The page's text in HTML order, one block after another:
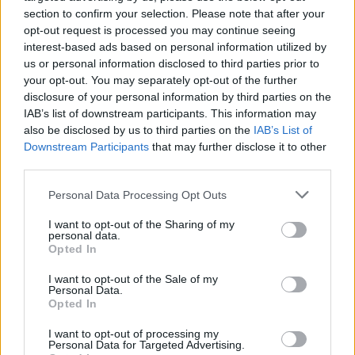
section to confirm your selection. Please note that after your
opt-out request is processed you may continue seeing
interest-based ads based on personal information utilized by
us or personal information disclosed to third parties prior to
your opt-out. You may separately opt-out of the further
disclosure of your personal information by third parties on the
IAB’s list of downstream participants. This information may
also be disclosed by us to third parties on the IAB’s List of
Downstream Participants that may further disclose it to other
Personal Data Processing Opt Outs
I want to opt-out of the Sharing of my
personal data.
Opted In
I want to opt-out of the Sale of my
Personal Data.
Opted In
I want to opt-out of processing my
Personal Data for Targeted Advertising.